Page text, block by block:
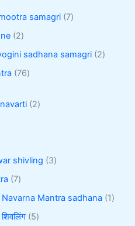
samagri 7
2
yogini sadhana samagri 2
76
2
shivling 3
7
Navarna Mantra sadhana 1
5